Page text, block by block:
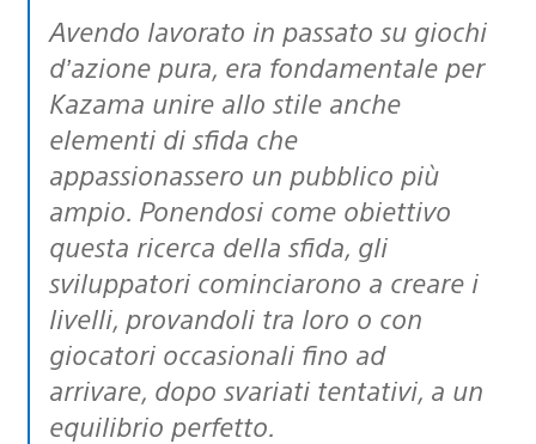
Avendo lavorato in passato su giochi
d’azione pura, era fondamentale per
Kazama unire allo stile anche
elementi di sfida che
appassionassero un pubblico più
ampio. Ponendosi come obiettivo
questa ricerca della sfida, gli
sviluppatori cominciarono a creare i
livelli, provandoli tra loro o con
giocatori occasionali fino ad
arrivare, dopo svariati tentativi, a un
equilibrio perfetto.